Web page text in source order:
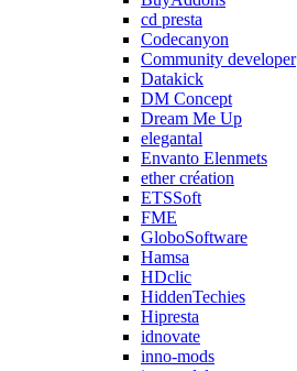
cd presta
Codecanyon
Community developer
Datakick
DM Concept
Dream Me Up
elegantal
Envanto Elenmets
ether création
ETSSoft
FME
GloboSoftware
Hamsa
HDclic
HiddenTechies
Hipresta
idnovate
inno-mods